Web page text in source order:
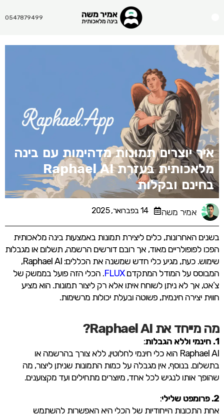
0547879499
איך יוצרים תמונות מדהימות עם בינה
מלאכותית בעזרת Raphael AI
בחינם ובקלות
אמיר משה 14 בפברואר, 2025
בשנים האחרונות, כלים ליצירת תמונות באמצעות בינה מלאכותית
הפכו לפופולריים מאוד, אך רובם דורשים הרשמה, תשלום או מגבלות
שימוש. כעת, מגיע כלי חדש שמשנה את הכללים: Raphael AI,
המבוסס על המודל המתקדםFLUX. הכלי הזה פועל בממשק של
צ’אט, אך לא ניתן לשוחח איתו אלא רק ליצור תמונות. הוא מציע
חווית יצירה חינמית, פשוטה ובעלת יכולות מרשימות.
מה מייחד את Raphael AI?
1. חינמי וללא הגבלות
:
Raphael AI הוא כלי חינמי לחלוטין, ללא צורך בהרשמה או
בתשלום. בנוסף, אין מגבלה על כמות התמונות שניתן ליצור, מה
שהופך אותו לנגיש לכל אחד, מיוצרים מתחילים ועד מקצוענים.
2. פרומפט שלילי
:
אחת התכונות הייחודיות של הכלי היא האפשרות להשתמש